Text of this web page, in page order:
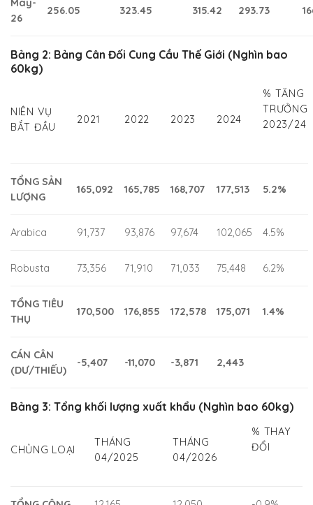
May-
26
256.05 323.45 315.42 293.73
Bảng 2: Bảng Cân Đối Cung Cầu Thế Giới (Nghìn bao
60kg)
NIÊN VỤ
BẮT ĐẦU
2021 2022 2023 2024
% TĂNG
TRƯỞNG
2023/24
TỔNG SẢN
LƯỢNG
165,092 165,785 168,707 177,513 5.2%
Arabica 91,737 93,876 97,674 102,065 4.5%
Robusta 73,356 71,910 71,033 75,448 6.2%
TỔNG TIÊU
THỤ
170,500 176,855 172,578 175,071 1.4%
CÁN CÂN
(DƯ/THIẾU)
-5,407 -11,070 -3,871 2,443
Bảng 3: Tổng khối lượng xuất khẩu (Nghìn bao 60kg)
CHỦNG LOẠI
THÁNG
04/2025
THÁNG
04/2026
% THAY
ĐỔI